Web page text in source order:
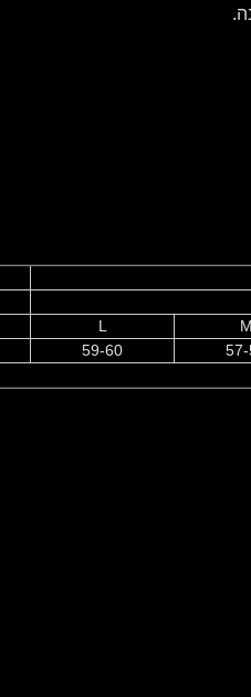
M
L
57-
59-60